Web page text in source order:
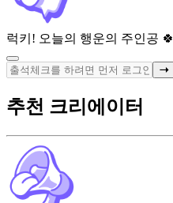
럭키! 오늘의 행운의 주인공 🍀
추천 크리에이터